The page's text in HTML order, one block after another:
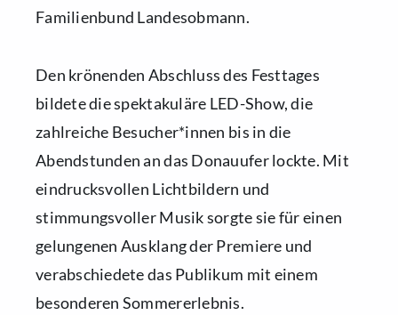
Familienbund Landesobmann.
Den krönenden Abschluss des Festtages
bildete die spektakuläre LED-Show, die
zahlreiche Besucher*innen bis in die
Abendstunden an das Donauufer lockte. Mit
eindrucksvollen Lichtbildern und
stimmungsvoller Musik sorgte sie für einen
gelungenen Ausklang der Premiere und
verabschiedete das Publikum mit einem
besonderen Sommererlebnis.